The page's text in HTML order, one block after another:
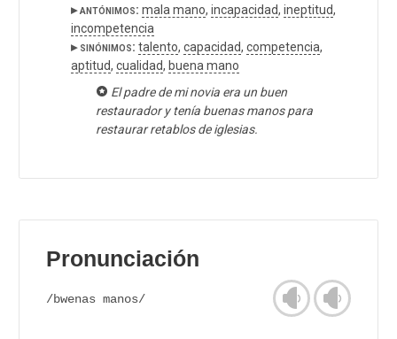
▸ antónimos: mala mano, incapacidad, ineptitud,
incompetencia
▸ sinónimos: talento, capacidad, competencia,
aptitud, cualidad, buena mano
El padre de mi novia era un buen
restaurador y tenía buenas manos para
restaurar retablos de iglesias.
Pronunciación
/bwenas manos/